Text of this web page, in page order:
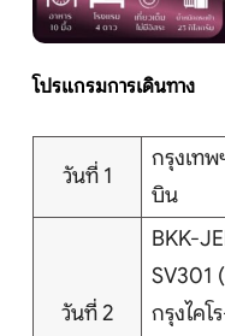
โปรไฟไหม้
ทัวร์ในประเทศ
จัดกรุ๊ปในประเทศ
เรือเจ้าพระยา
ติดต่อเรา
โปรแกรมการเดินทาง
วันที่ 1
กรุงเท
บิน
วันที่ 2
BKK-
SV301
กรุงไค